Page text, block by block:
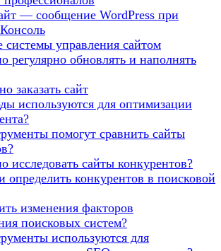
— сообщение WordPress при
системы управления сайтом
регулярно обновлять и наполнять
заказать сайт
используются для оптимизации
помогут сравнить сайты
исследовать сайты конкурентов?
определить конкурентов в поисковой
изменения факторов
поисковых систем?
используются для